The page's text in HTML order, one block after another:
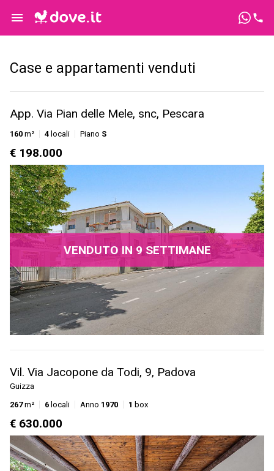
Case e appartamenti venduti
App. Via Pian delle Mele, snc, Pescara
160 m² 4 locali Piano S
€ 198.000
VENDUTO IN 9 SETTIMANE
Vil. Via Jacopone da Todi, 9, Padova
Guizza
267m² 6 locali Anno 1970 1 box
€ 630.000